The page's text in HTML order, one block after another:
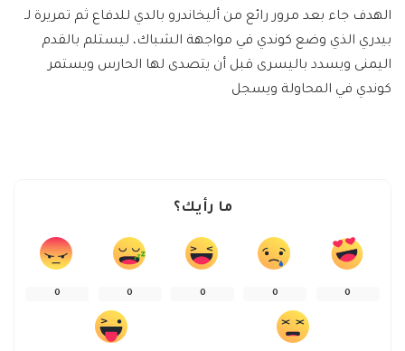
الهدف جاء بعد مرور رائع من أليخاندرو بالدي للدفاع ثم تمريرة لـ
بيدري الذي وضع كوندي في مواجهة الشباك، ليستلم بالقدم
اليمنى ويسدد باليسرى قبل أن يتصدى لها الحارس ويستمر
كوندي في المحاولة ويسجل
ما رأيك؟
0
0
0
0
0